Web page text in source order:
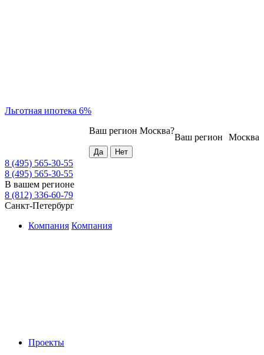
Льготная ипотека 6%
Москва
Ваш регион
Ваш регион Москва?
8 (495) 565-30-55
8 (495) 565-30-55
В вашем регионе
8 (812) 336-60-79
Санкт-Петербург
Компания Компания
Проекты